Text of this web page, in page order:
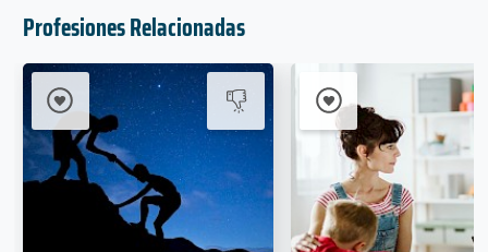
Profesiones Relacionadas